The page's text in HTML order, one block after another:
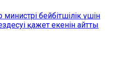
бейбітшілік үшін
қажет екенін айтты